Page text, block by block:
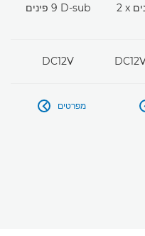
D-sub‏ 9 פינים
DC12V
מפרטים 